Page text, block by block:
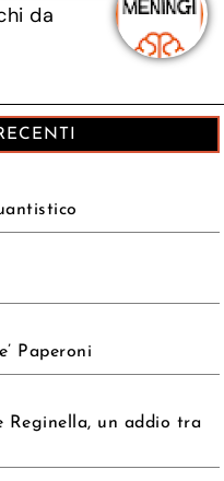
da
Paperoni
Reginella, un addio tra